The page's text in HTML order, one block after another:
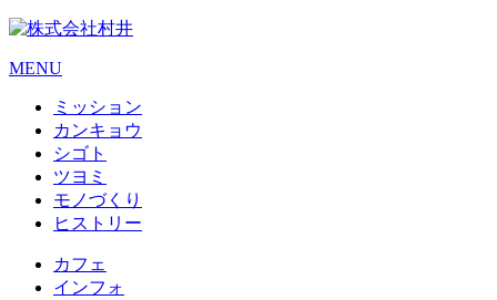
MENU
ミッション
カンキョウ
シゴト
ツヨミ
モノづくり
ヒストリー
カフェ
インフォ